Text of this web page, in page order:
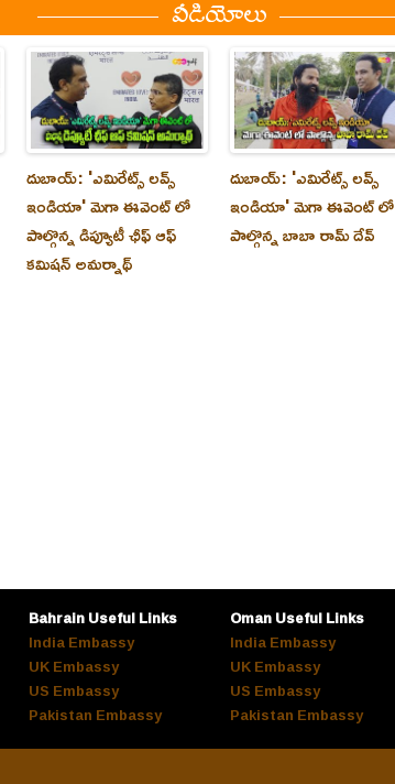
వీడియోలు
దుబాయ్‌: 'ఎమిరేట్స్ లవ్స్
ఇండియా' మెగా ఈవెంట్ లో
పాల్గొన్న డిప్యూటీ ఛీఫ్ ఆఫ్
కమిషన్ అమర్నాథ్
దుబాయ్‌: 'ఎమిరేట్స్ లవ్స్
ఇండియా' మెగా ఈవెంట్ లో
పాల్గొన్న బాబా రామ్ దేవ్
Bahrain Useful Links
India Embassy
UK Embassy
US Embassy
Pakistan Embassy
Oman Useful Links
India Embassy
UK Embassy
US Embassy
Pakistan Embassy